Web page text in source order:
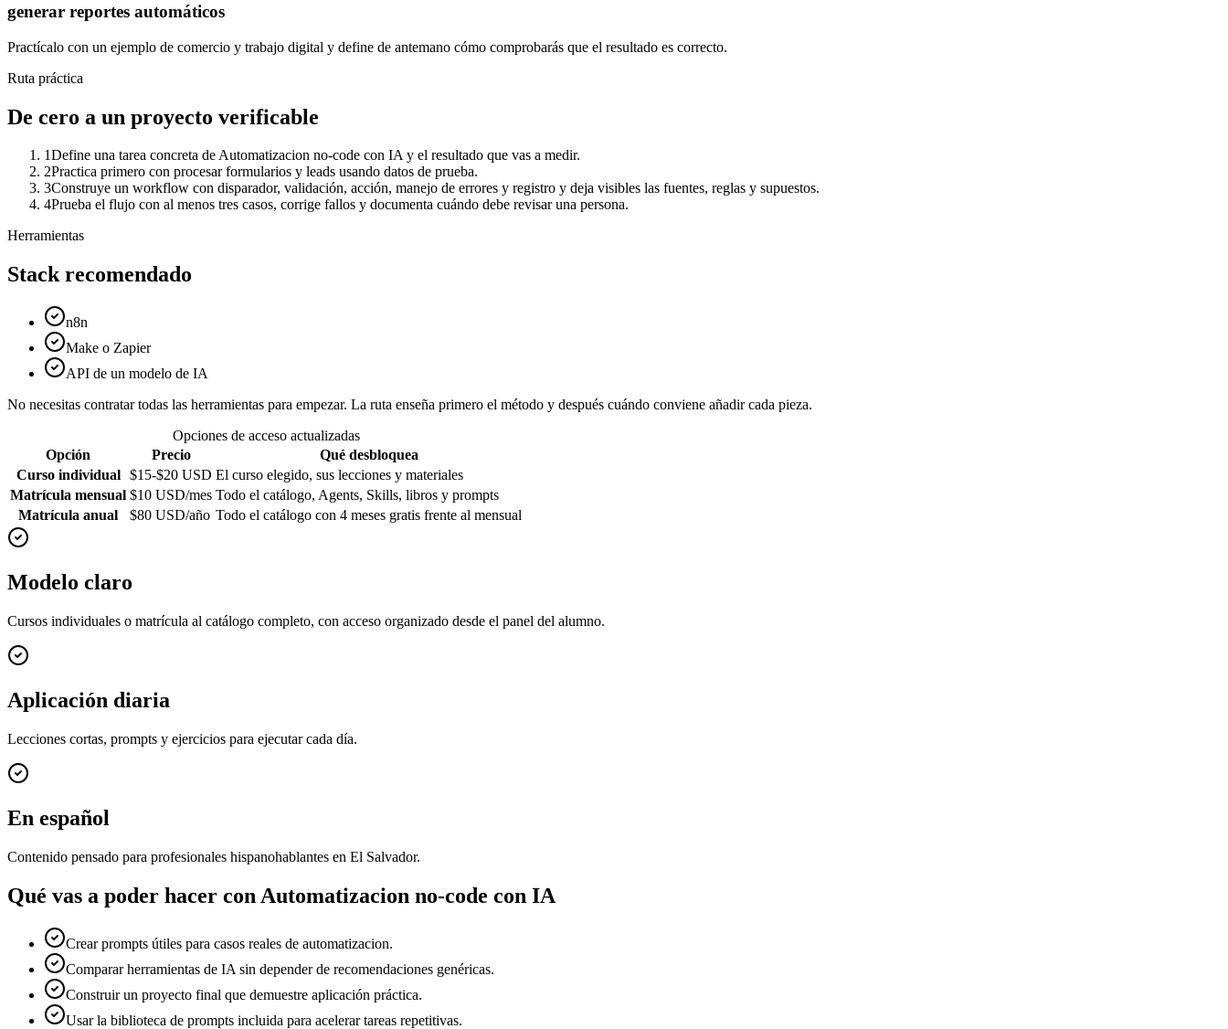
generar reportes automáticos
Practícalo con un ejemplo de comercio y trabajo digital y define de antemano cómo comprobarás que el resultado es correcto.
Ruta práctica
De cero a un proyecto verificable
1Define una tarea concreta de Automatizacion no-code con IA y el resultado que vas a medir.
2Practica primero con procesar formularios y leads usando datos de prueba.
3Construye un workflow con disparador, validación, acción, manejo de errores y registro y deja visibles las fuentes, reglas y supuestos.
4Prueba el flujo con al menos tres casos, corrige fallos y documenta cuándo debe revisar una persona.
Herramientas
Stack recomendado
n8n
Make o Zapier
API de un modelo de IA
No necesitas contratar todas las herramientas para empezar. La ruta enseña primero el método y después cuándo conviene añadir cada pieza.
Opciones de acceso actualizadas
Opción
Precio
Qué desbloquea
Curso individual
$15-$20 USD El curso elegido, sus lecciones y materiales
Matrícula mensual $10 USD/mes Todo el catálogo, Agents, Skills, libros y prompts
Matrícula anual
$80 USD/año Todo el catálogo con 4 meses gratis frente al mensual
Modelo claro
Cursos individuales o matrícula al catálogo completo, con acceso organizado desde el panel del alumno.
Aplicación diaria
Lecciones cortas, prompts y ejercicios para ejecutar cada día.
En español
Contenido pensado para profesionales hispanohablantes en El Salvador.
Qué vas a poder hacer con Automatizacion no-code con IA
Crear prompts útiles para casos reales de automatizacion.
Comparar herramientas de IA sin depender de recomendaciones genéricas.
Construir un proyecto final que demuestre aplicación práctica.
Usar la biblioteca de prompts incluida para acelerar tareas repetitivas.